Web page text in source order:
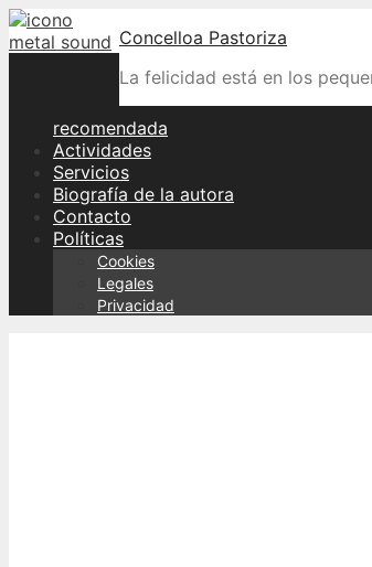
Skip
to
Concelloa Pastoriza
La felicidad está en los
recomendada
Actividades
Servicios
Biografía de la autora
Contacto
Políticas
Cookies
Legales
Privacidad